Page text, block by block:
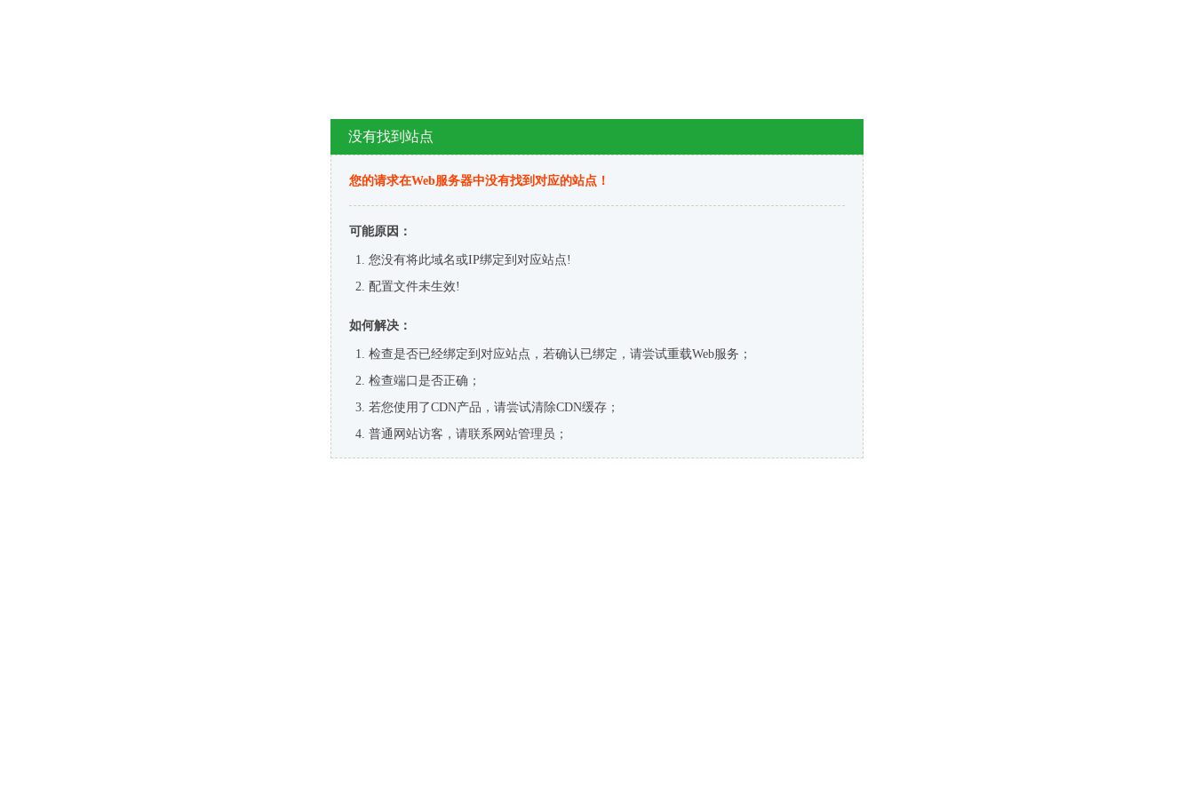
没有找到站点
您的请求在Web服务器中没有找到对应的站点！
可能原因：
您没有将此域名或IP绑定到对应站点!
配置文件未生效!
如何解决：
检查是否已经绑定到对应站点，若确认已绑定，请尝试重载Web服务；
检查端口是否正确；
若您使用了CDN产品，请尝试清除CDN缓存；
普通网站访客，请联系网站管理员；